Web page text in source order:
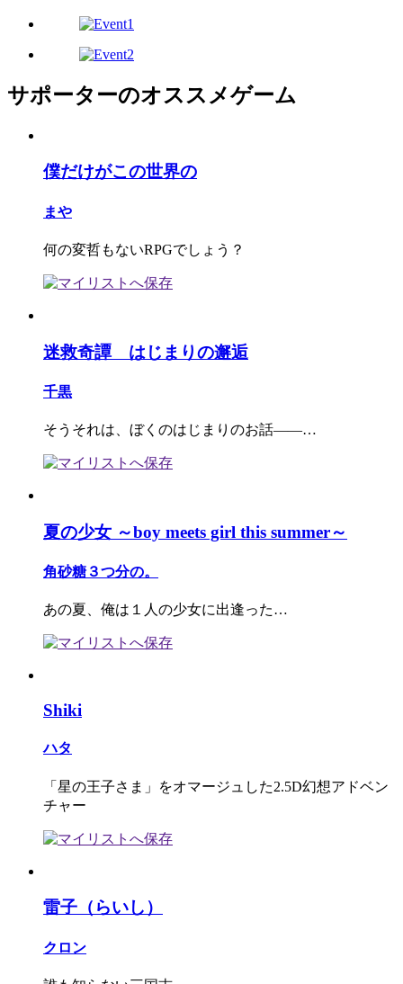
サポーターのオススメゲーム
僕だけがこの世界の
まや
何の変哲もないRPGでしょう？
迷救奇譚 はじまりの邂逅
千黒
そうそれは、ぼくのはじまりのお話――…
夏の少女 ～boy meets girl this summer～
角砂糖３つ分の。
あの夏、俺は１人の少女に出逢った…
Shiki
ハタ
「星の王子さま」をオマージュした2.5D幻想アドベン
チャー
雷子（らいし）
クロン